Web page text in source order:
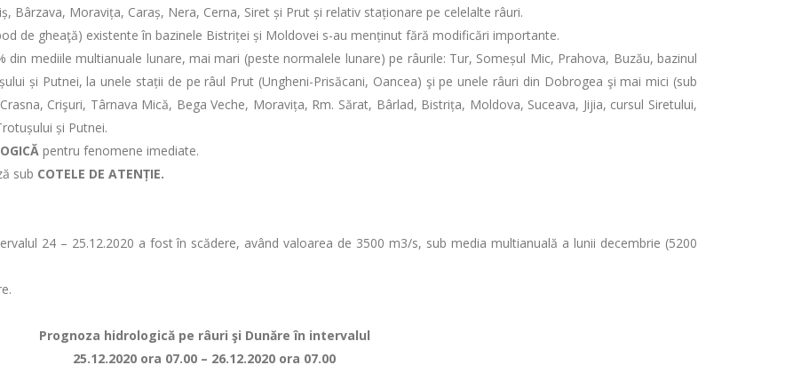
Bârzava, Moravița, Caraș, Nera, Cerna, Siret și Prut și relativ staționare pe celelalte râuri.
de gheaţă) existente în bazinele Bistriței și Moldovei s-au menținut fără modificări importante.
din mediile multianuale lunare, mai mari (peste normalele lunare) pe râurile: Tur, Someșul Mic, Prahova, Buzău, bazinul
și Putnei, la unele stații de pe râul Prut (Ungheni-Prisăcani, Oancea) şi pe unele râuri din Dobrogea şi mai mici (sub
Crişuri, Târnava Mică, Bega Veche, Moravița, Rm. Sărat, Bârlad, Bistrița, Moldova, Suceava, Jijia, cursul Siretului,
și Putnei.
pentru fenomene imediate.
sub COTELE DE ATENȚIE.
24 – 25.12.2020 a fost în scădere, având valoarea de 3500 m3/s, sub media multianuală a lunii decembrie (5200
Prognoza hidrologică pe râuri şi Dunăre în intervalul
25.12.2020 ora 07.00 – 26.12.2020 ora 07.00